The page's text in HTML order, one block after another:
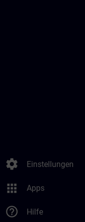
settings Einstellungen
apps Apps
help_outline Hilfe